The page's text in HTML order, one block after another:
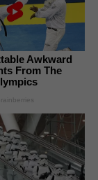
Awkward
From The